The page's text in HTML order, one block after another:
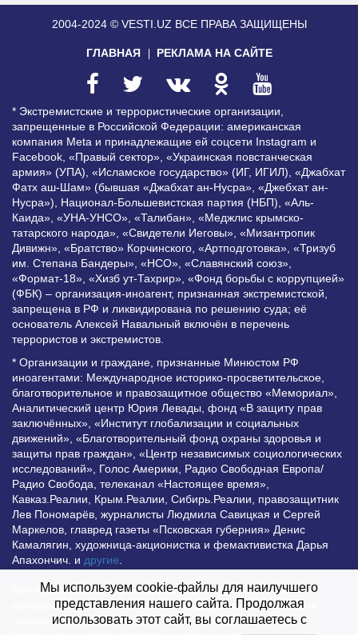
2004-2024 © VESTI.UZ ВСЕ ПРАВА ЗАЩИЩЕНЫ
ГЛАВНАЯ РЕКЛАМА НА САЙТЕ
* Экстремистские и террористические организации,
запрещенные в Российской Федерации: американская
компания Meta и принадлежащие ей соцсети Instagram и
Facebook, «Правый сектор», «Украинская повстанческая
армия» (УПА), «Исламское государство» (ИГ, ИГИЛ), «Джабхат
Фатх аш-Шам» (бывшая «Джабхат ан-Нусра», «Джебхат ан-
Нусра»), Национал-Большевистская партия (НБП), «Аль-
Каида», «УНА-УНСО», «Талибан», «Меджлис крымско-
татарского народа», «Свидетели Иеговы», «Мизантропик
Дивижн», «Братство» Корчинского, «Артподготовка», «Тризуб
им. Степана Бандеры», «НСО», «Славянский союз»,
«Формат-18», «Хизб ут-Тахрир», «Фонд борьбы с коррупцией»
(ФБК) – организация-иноагент, признанная экстремистской,
запрещена в РФ и ликвидирована по решению суда; её
основатель Алексей Навальный включён в перечень
террористов и экстремистов.
* Организации и граждане, признанные Минюстом РФ
иноагентами: Международное историко-просветительское,
благотворительное и правозащитное общество «Мемориал»,
Аналитический центр Юрия Левады, фонд «В защиту прав
заключённых», «Институт глобализации и социальных
движений», «Благотворительный фонд охраны здоровья и
защиты прав граждан», «Центр независимых социологических
исследований», Голос Америки, Радио Свободная Европа/
Радио Свобода, телеканал «Настоящее время»,
Кавказ.Реалии, Крым.Реалии, Сибирь.Реалии, правозащитник
Лев Пономарёв, журналисты Людмила Савицкая и Сергей
Маркелов, главред газеты «Псковская губерния» Денис
Камалягин, художница-акционистка и фемактивистка Дарья
Апахончич. и другие
Все права защищены и охраняются законом. Любое
использование материалов сайта допустимо при условии
наличия активной гиперссылки на Vesti.UZ.
Мы используем cookie-файлы для наилучшего
представления нашего сайта. Продолжая
использовать этот сайт, вы соглашаетесь с